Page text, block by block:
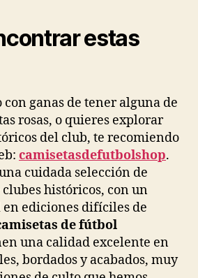
estas
con ganas de tener alguna de
rosas, o quieres explorar
del club, te recomiendo
camisetasdefutbolshop.
cuidada selección de
históricos, con un
en ediciones difíciles de
de fútbol
una calidad excelente en
bordados y acabados, muy